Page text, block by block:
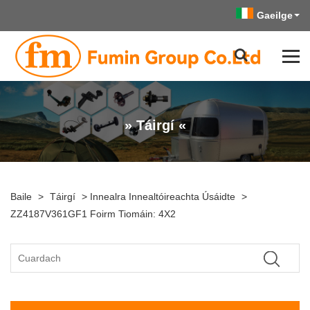
Gaeilge
» Táirgí «
Baile > Táirgí > Innealra Innealtóireachta Úsáidte >
ZZ4187V361GF1 Foirm Tiomáin: 4X2